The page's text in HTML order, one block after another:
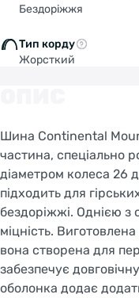
Бездоріжжя
Тип корду
Жорсткий
Шина Continental
частина, спеціально
діаметром колеса 26
підходить для
бездоріжжі. Однією з
міцність.
вона створена для
забезпечує
оболонка додає